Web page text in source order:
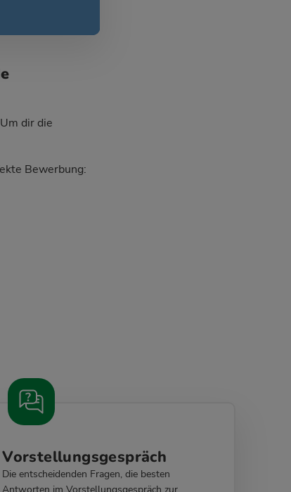
dir die
Bewerbung:
Vorstellungsgespräch
Die entscheidenden Fragen, die besten